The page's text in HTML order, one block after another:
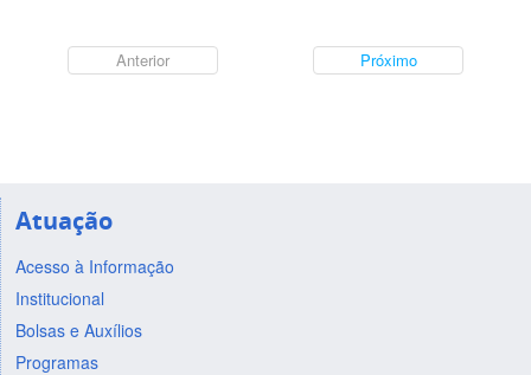
Anterior Próximo
Atuação
Acesso à Informação
Institucional
Bolsas e Auxílios
Programas